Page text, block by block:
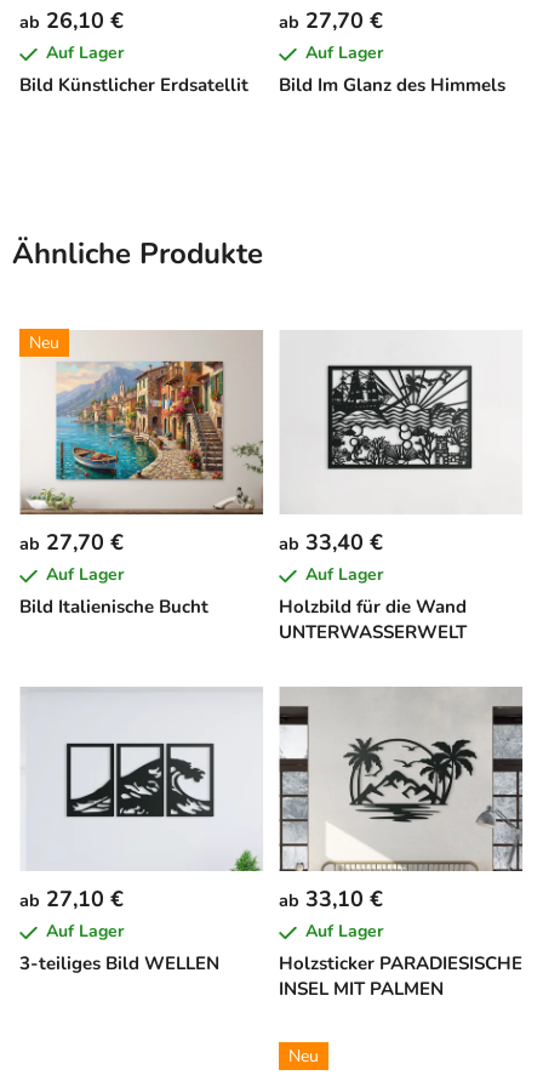
Bild Künstlicher Erdsatellit
ab 26,10 €
Auf Lager
Bild Im Glanz des Himmels
ab 27,70 €
Auf Lager
Ähnliche Produkte
Neu
Bild Italienische Bucht
ab 27,70 €
Auf Lager
Holzbild für die Wand
UNTERWASSERWELT
ab 33,40 €
Auf Lager
3-teiliges Bild WELLEN
ab 27,10 €
Auf Lager
Holzsticker PARADIESISCHE
INSEL MIT PALMEN
ab 33,10 €
Auf Lager
Neu